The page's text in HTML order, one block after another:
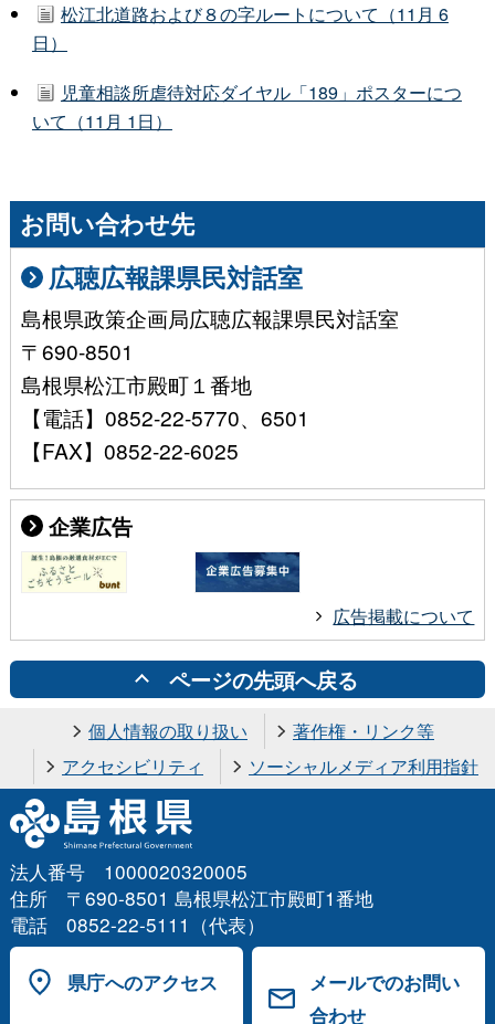
松江北道路および８の字ルートについて（11月 6
日）
児童相談所虐待対応ダイヤル「189」ポスターにつ
いて（11月 1日）
お問い合わせ先
広聴広報課県民対話室
島根県政策企画局広聴広報課県民対話室
〒690-8501
島根県松江市殿町１番地
【電話】0852-22-5770、6501
【FAX】0852-22-6025
企業広告
広告掲載について
ページの先頭へ戻る
個人情報の取り扱い
著作権・リンク等
アクセシビリティ
ソーシャルメディア利用指針
法人番号 1000020320005
住所 〒690-8501 島根県松江市殿町1番地
電話 0852-22-5111（代表）
県庁へのアクセス
メールでのお問い
合わせ